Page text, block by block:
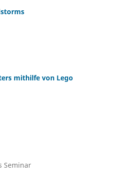
mithilfe von Lego
Seminar